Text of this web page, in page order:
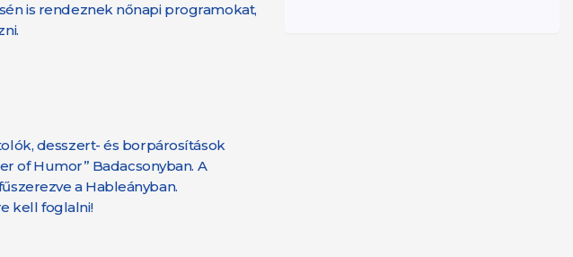
is rendeznek nőnapi programokat,
desszert- és borpárosítások
of Humor” Badacsonyban. A
a Hableányban.
kell foglalni!